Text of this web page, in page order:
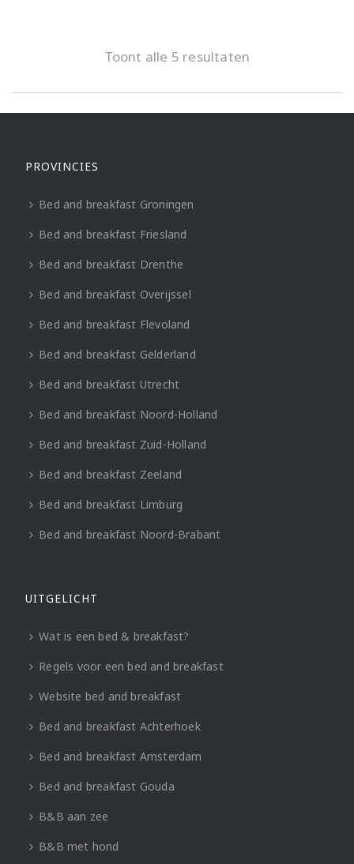
Toont alle 5 resultaten
PROVINCIES
Bed and breakfast Groningen
Bed and breakfast Friesland
Bed and breakfast Drenthe
Bed and breakfast Overijssel
Bed and breakfast Flevoland
Bed and breakfast Gelderland
Bed and breakfast Utrecht
Bed and breakfast Noord-Holland
Bed and breakfast Zuid-Holland
Bed and breakfast Zeeland
Bed and breakfast Limburg
Bed and breakfast Noord-Brabant
UITGELICHT
Wat is een bed & breakfast?
Regels voor een bed and breakfast
Website bed and breakfast
Bed and breakfast Achterhoek
Bed and breakfast Amsterdam
Bed and breakfast Gouda
B&B aan zee
B&B met hond